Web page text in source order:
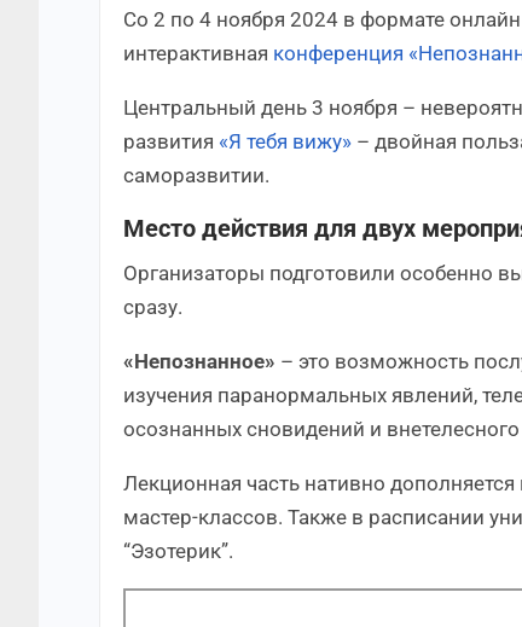
Со 2 по 4 ноября 2024 в формате
интерактивная конференция
Центральный день 3 ноября –
развития «Я тебя вижу» – двойная
саморазвитии.
Место действия для двух
Организаторы подготовили особенно
сразу.
«Непознанное» – это возможность
изучения паранормальных явлений,
осознанных сновидений и
Лекционная часть нативно
мастер-классов. Также в расписании
“Эзотерик”.